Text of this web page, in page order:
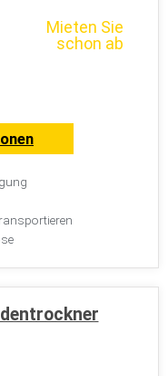
Mieten Sie
schon ab